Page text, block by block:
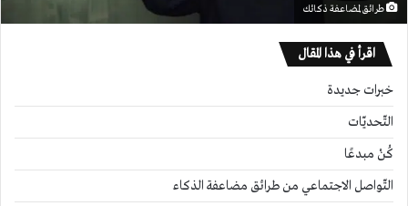
طرائق لمضاعفة ذكائك
اقرأ في هذا المقال
خبرات جديدة
التّحديّات
كُنْ مبدعًا
التّواصل الاجتماعي من طرائق مضاعفة الذكاء